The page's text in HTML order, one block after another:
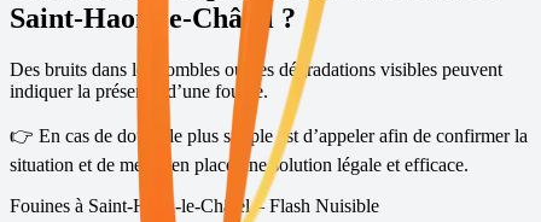
Saint-Haon-le-Châtel ?
Des bruits dans les combles ou des dégradations visibles peuvent
indiquer la présence d’une fouine.
👉 En cas de doute, le plus simple est d’appeler afin de confirmer la
situation et de mettre en place une solution légale et efficace.
Fouines à Saint-Haon-le-Châtel– Flash Nuisible